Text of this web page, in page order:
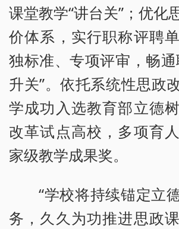
课堂教学“讲台关”；优化
价体系，实行职称评聘
独标准、专项评审，畅
升关”。依托系统性思政
学成功入选教育部立德
改革试点高校，多项育
家级教学成果奖。
“学校将持续锚定立
务，久久为功推进思政